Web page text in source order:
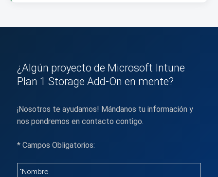
¿Algún proyecto de Microsoft Intune
Plan 1 Storage Add-On en mente?
¡Nosotros te ayudamos! Mándanos tu información y
nos pondremos en contacto contigo.
* Campos Obligatorios: